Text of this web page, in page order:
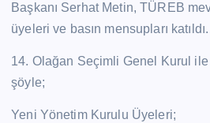
Başkanı Serhat Metin, TÜREB
üyeleri ve basın mensupları katıldı.
14. Olağan Seçimli Genel Kurul
şöyle;
Yeni Yönetim Kurulu Üyeleri;